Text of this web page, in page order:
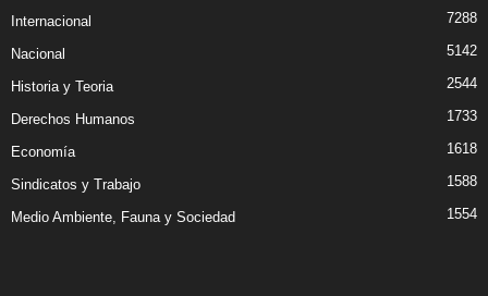
Internacional 7288
Nacional 5142
Historia y Teoria 2544
Derechos Humanos 1733
Economía 1618
Sindicatos y Trabajo 1588
Medio Ambiente, Fauna y Sociedad 1554